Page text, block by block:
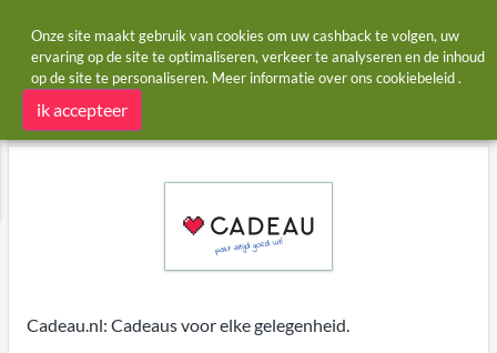
Startpagina Winkels Cadeau
Cadeau cashback
Cadeau.nl: Cadeaus voor elke gelegenheid.
Onze site maakt gebruik van cookies om uw cashback te volgen, uw
ervaring op de site te optimaliseren, verkeer te analyseren en de inhoud
op de site te personaliseren. Meer informatie over ons cookiebeleid.
ik accepteer